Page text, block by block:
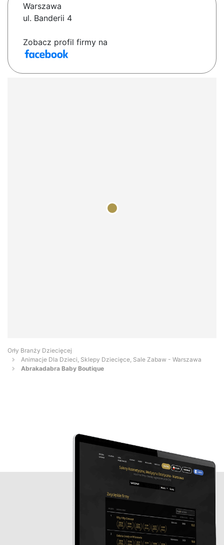
Warszawa
ul. Banderii 4
Zobacz profil firmy na
Orły Branży Dziecięcej
Animacje Dla Dzieci, Sklepy Dziecięce, Sale Zabaw - Warszawa
Abrakadabra Baby Boutique